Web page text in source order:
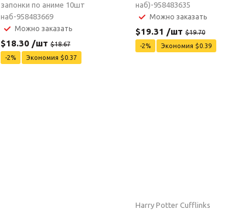
запонки по аниме 10шт
наб-958483669
Можно заказать
$18.30 /шт $18.67
-2% Экономия $0.37
наб)-958483635
Можно заказать
$19.31 /шт $19.70
-2% Экономия $0.39
Harry Potter Cufflinks